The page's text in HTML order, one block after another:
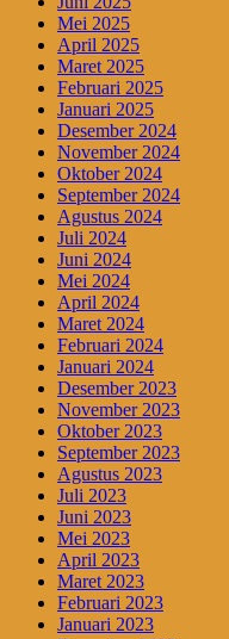
Mei 2025
April 2025
Maret 2025
Februari 2025
Januari 2025
Desember 2024
November 2024
Oktober 2024
September 2024
Agustus 2024
Juli 2024
Juni 2024
Mei 2024
April 2024
Maret 2024
Februari 2024
Januari 2024
Desember 2023
November 2023
Oktober 2023
September 2023
Agustus 2023
Juli 2023
Juni 2023
Mei 2023
April 2023
Maret 2023
Februari 2023
Januari 2023